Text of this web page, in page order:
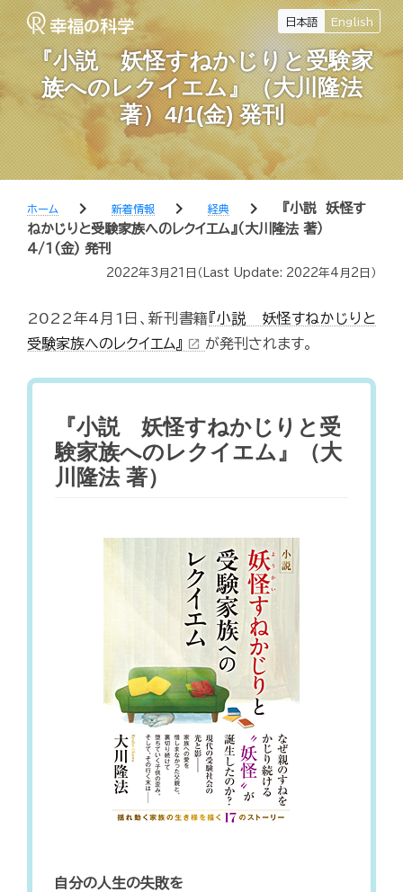
日本語 English
『小説 妖怪すねかじりと受験家
族へのレクイエム』（大川隆法
著）4/1(金) 発刊
ホーム chevron_right 新着情報 chevron_right 経典 chevron_right
『小説 妖怪す
ねかじりと受験家族へのレクイエム』（大川隆法 著）
4/1(金) 発刊
2022年3月21日 （Last Update: 2022年4月2日 ）
2022年4月1日、新刊書籍 『小説 妖怪すねかじりと
受験家族へのレクイエム』 open_in_new が発刊されます。
『小説 妖怪すねかじりと受
験家族へのレクイエム』（大
川隆法 著）
自分の人生の失敗を